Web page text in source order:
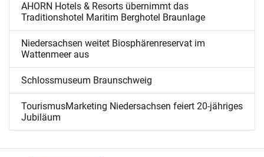
AHORN Hotels & Resorts übernimmt das
Traditionshotel Maritim Berghotel Braunlage
Niedersachsen weitet Biosphärenreservat im
Wattenmeer aus
Schlossmuseum Braunschweig
TourismusMarketing Niedersachsen feiert 20-jähriges
Jubiläum